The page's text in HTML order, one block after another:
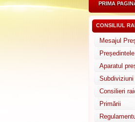
PRIMA
CONSILIUL
Mesajul
Aparatul
Subdiviziuni
Consilieri
Primării